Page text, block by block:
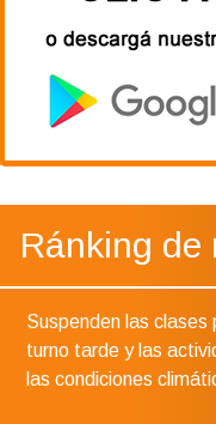
Ránking de
Suspenden las clases
turno tarde y las
las condiciones